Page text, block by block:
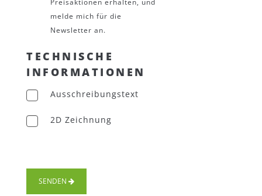
melde mich für die
Newsletter an.
TECHNISCHE
INFORMATIONEN
Ausschreibungstext
2D Zeichnung
SENDEN